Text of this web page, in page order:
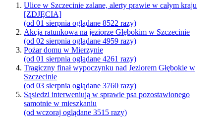
Ulice w Szczecinie zalane, alerty prawie w całym kraju
[ZDJĘCIA]
(od 01 sierpnia oglądane 8522 razy)
Akcja ratunkowa na jeziorze Głębokim w Szczecinie
(od 02 sierpnia oglądane 4959 razy)
Pożar domu w Mierzynie
(od 01 sierpnia oglądane 4261 razy)
Tragiczny finał wypoczynku nad Jeziorem Głębokie w
Szczecinie
(od 03 sierpnia oglądane 3760 razy)
Sąsiedzi interweniują w sprawie psa pozostawionego
samotnie w mieszkaniu
(od wczoraj oglądane 3515 razy)